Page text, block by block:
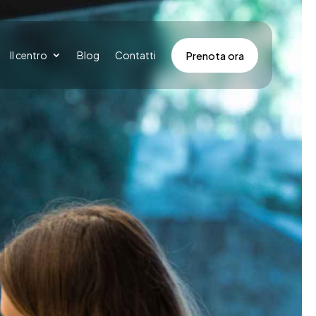
Il centro Blog Contatti Prenota ora